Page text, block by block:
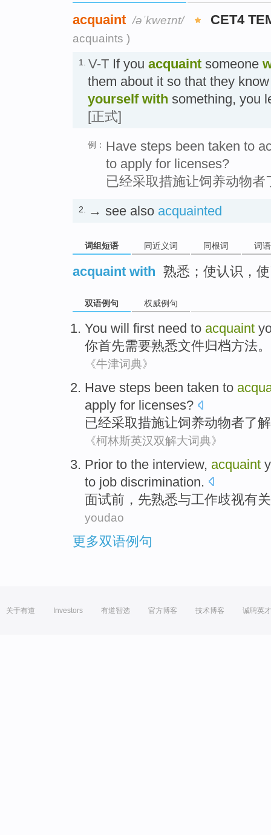
acquaint /əˈkweɪnt/ CET4
acquaints )
1. V-T If you acquaint someone
them about it so that they
yourself with something, you
[正式]
例： Have steps been taken to
to apply for licenses?
已经采取措施让饲养动物
2. → see also acquainted
词组短语 同近义词 同根词 词
acquaint with 熟悉；使认识，
双语例句 权威例句
You will first need to acquaint
你首先需要熟悉文件归档方法。
《牛津词典》
Have steps been taken to
apply for licenses?
已经采取措施让饲养动物者了解
《柯林斯英汉双解大词典》
Prior to the interview, acquaint
to job discrimination.
面试前 ，先熟悉与工作歧视有关
youdao
更多双语例句
关于有道 Investors 有道智选 官方博客 技术博客 诚聘英才